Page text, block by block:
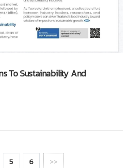
To Sustainability And
5 6 >>